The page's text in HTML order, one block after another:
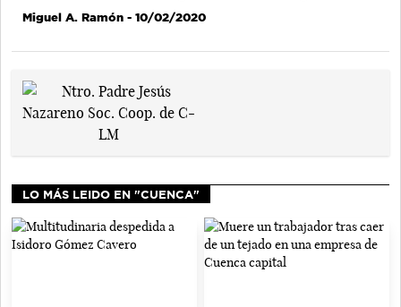
Miguel A. Ramón - 10/02/2020
LO MÁS LEIDO EN "CUENCA"